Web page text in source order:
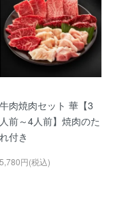
牛肉焼肉セット 華【3
人前～4人前】焼肉のた
れ付き
5,780円(税込)